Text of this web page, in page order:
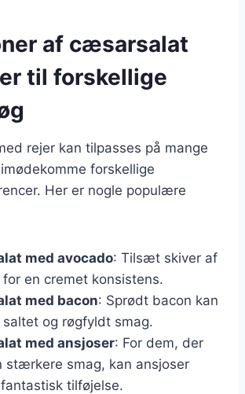
af cæsarsalat
til forskellige
rejer kan tilpasses på mange
forskellige
Her er nogle populære
med avocado: Tilsæt skiver af
en cremet konsistens.
med bacon: Sprødt bacon kan
og røgfyldt smag.
med ansjoser: For dem, der
stærkere smag, kan ansjoser
tilføjelse.